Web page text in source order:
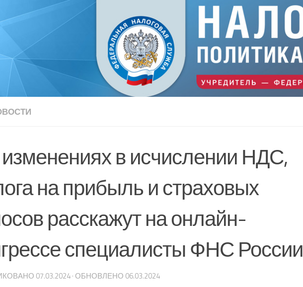
в исчислении НДС,
на прибыль и страховых
расскажут на онлайн-
специалисты ФНС России
07.03.2024· ОБНОВЛЕНО 06.03.2024